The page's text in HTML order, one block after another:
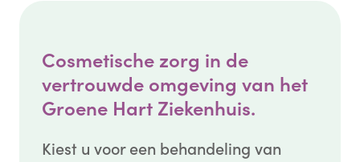
Cosmetische zorg in de
vertrouwde omgeving van het
Groene Hart Ziekenhuis.
Kiest u voor een behandeling van